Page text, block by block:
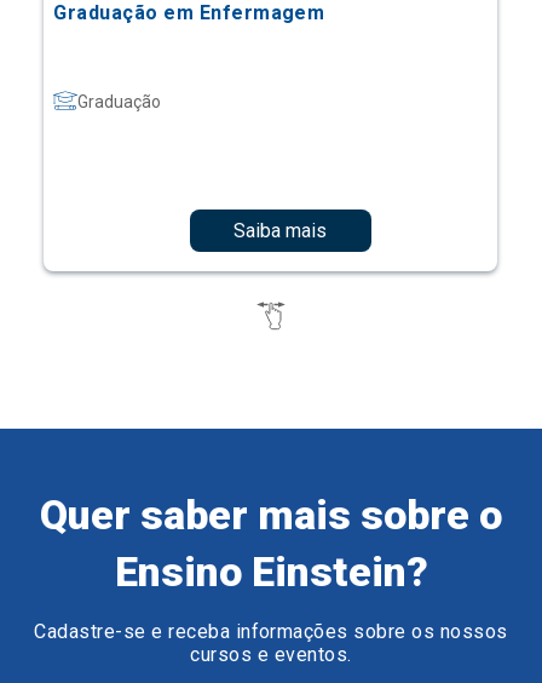
Graduação em Enfermagem
Graduação
Saiba mais
Quer saber mais sobre o
Ensino Einstein?
Cadastre-se e receba informações sobre os nossos
cursos e eventos.